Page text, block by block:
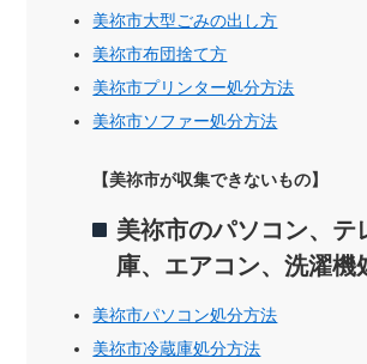
美祢市大型ごみの出し方
美祢市布団捨て方
美祢市プリンター処分方法
美祢市ソファー処分方法
【美祢市が収集できないもの】
美祢市のパソコン、テ
庫、エアコン、洗濯機
美祢市パソコン処分方法
美祢市冷蔵庫処分方法